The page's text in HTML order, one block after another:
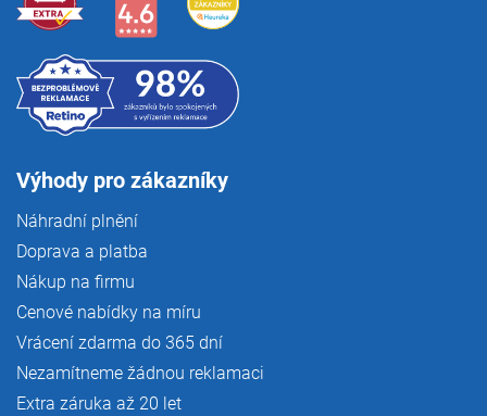
Výhody pro zákazníky
Náhradní plnění
Doprava a platba
Nákup na firmu
Cenové nabídky na míru
Vrácení zdarma do 365 dní
Nezamítneme žádnou reklamaci
Extra záruka až 20 let